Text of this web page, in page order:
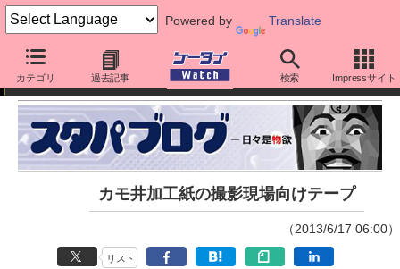
Powered by Translate
カテゴリ 過去記事 検索 Impressサイト
スタパ齋藤の「スタパブログ」
カモ井加工紙の撮影現場向けテープ
（2013/6/17 06:00）
リスト